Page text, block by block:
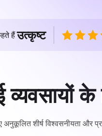
हैंउत्कृष्ट
व्यवसायों
शीर्ष विश्वसनीयता और